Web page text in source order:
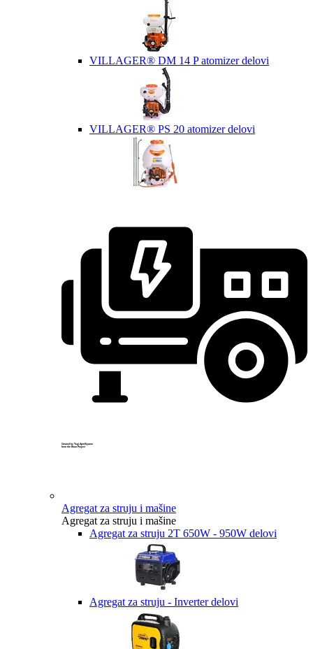
VILLAGER® DM 14 P atomizer delovi
VILLAGER® PS 20 atomizer delovi
Created by Yogi Aprelliyanto
from the Noun Project
Agregat za struju i mašine
Agregat za struju i mašine
Agregat za struju 2T 650W - 950W delovi
Agregat za struju - Inverter delovi